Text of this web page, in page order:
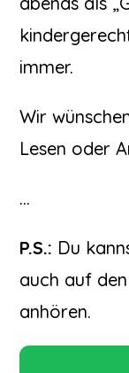
immer.
Wir
Lesen oder
…
P.S.: Du
auch auf
anhören.